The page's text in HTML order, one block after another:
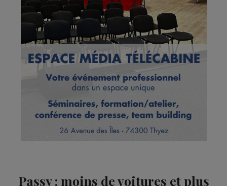
Passy : moins de voitures et plus